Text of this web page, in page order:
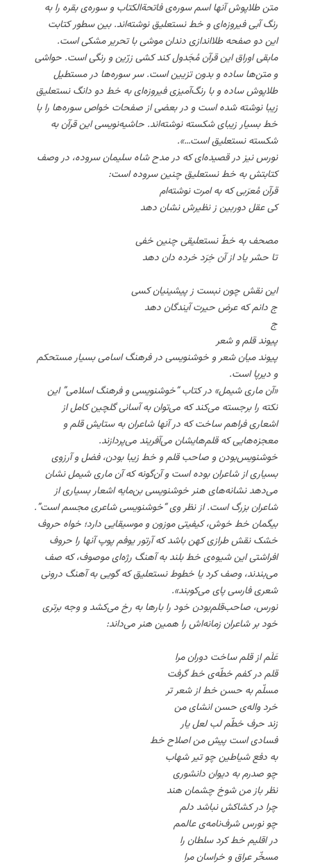
متن طلاپوش آنها اسم سوره‌ی فاتحةالکتاب و سوره‌ی بقره را به
رنگ آبی فیروزه‌ای و خط نستعلیق نوشته‌اند. بین سطور کتابت
این دو صفحه طلااندازی دندان موشی با تحریر مشکی است.
مابقی اوراق این قرآن مُجَدول کند کشی زرّین و رنگی است. حواشی
و متن‌ها ساده و بدون تزیین است. سر سوره‌ها در مستطیل
طلاپوش ساده و با رنگ‌آمیزی فیروزه‌ای به خط دو دانگ نستعلیق
زیبا نوشته شده است و در بعضی از صفحات خواص سوره‌ها را با
خط بسیار زیبای شکسته نوشته‌اند. حاشیه‌نویسی این قرآن به
شکسته نستعلیق است…».
نورس نیز در قصیده‌ای که در مدح شاه سلیمان سروده، در وصف
کتابتش به خط نستعلیق چنین سروده است:
قرآن مُعرَبی که به امرت نوشته‌ام
کی عقل دوربین ز نظیرش نشان دهد
مصحف به خطّ نستعلیقی چنین خفی
تا حشر یاد از آن خِرَد خرده دان دهد
این نقش چون نبست ز پیشینیان کسی
ج دانم که عرض حیرت آیندگان دهد
ج
پیوند قلم و شعر
پیوند میان شعر و خوشنویسی در فرهنگ اسامی بسیار مستحکم
و دیرپا است.
«آن ماری شیمل» در کتاب “خوشنویسی و فرهنگ اسلامی” این
نکته را برجسته می‌کند که می‌توان به آسانی گلچین کامل از
اشعاری فراهم ساخت که در آنها شاعران به ستایش قلم و
معجزه‌هایی که قلم‌هایشان می‌آفریند می‌پردازند.
خوشنویس‌بودن و صاحب قلم و خط زیبا بودن، فضل و آرزوی
بسیاری از شاعران بوده است و آن‌گونه که آن ماری شیمل نشان
می‌دهد نشانه‌های هنر خوشنویسی بن‌مایه اشعار بسیاری از
شاعران بزرگ است. از نظر وی “خوشنویسی شاعری مجسم است”.
بیگمان خط خوش، کیفیتی موزون و موسیقایی دارد؛ خواه حروف
خشک نقش طرازی کهن باشد که آرتور یوفم پوپ آنها را حروف
افراشتی این شیوه‌ی خط بلند به آهنگ رژه‌ای موصوف، که صف
می‌بندند، وصف کرد یا خطوط نستعلیق که گویی به آهنگ درونی
شعری فارسی پای می‌کوبند».
نورس، صاحب‌قلم‌بودن خود را بارها به رخ می‌کشد و وجه برتری
خود بر شاعران زمانه‌اش را همین هنر می‌داند:
عَلَم از قلم ساخت دوران مرا
قلم در کفم خطّه‌ی خط گرفت
مسلّم به حسن خط از شعر تر
خرد واله‌ی حسن انشای من
زند حرف خطّم لب لعل یار
فسادی است پیش من اصلاح خط
به دفع شیاطین چو تیر شهاب
چو صدرم به دیوان دانشوری
نظر باز من شوخ چشمان هند
چرا در کشاکش نباشد دلم
چو نورس شرف‌نامه‌ی عالمم
در اقلیم خط کرد سلطان را
مسخّر عراق و خراسان مرا